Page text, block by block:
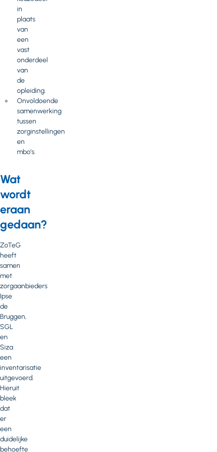
in
plaats
van
een
vast
onderdeel
van
de
opleiding.
Onvoldoende
samenwerking
tussen
zorginstellingen
en
mbo’s.
Wat
wordt
eraan
gedaan?
ZoTeG
heeft
samen
met
zorgaanbieders
Ipse
de
Bruggen,
SGL
en
Siza
een
inventarisatie
uitgevoerd.
Hieruit
bleek
dat
er
een
duidelijke
behoefte